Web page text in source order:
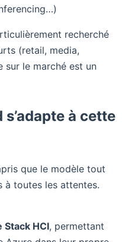
recherché
(retail, media,
sur le marché est un
s’adapte à cette
que le modèle tout
à toutes les attentes.
HCI, permettant